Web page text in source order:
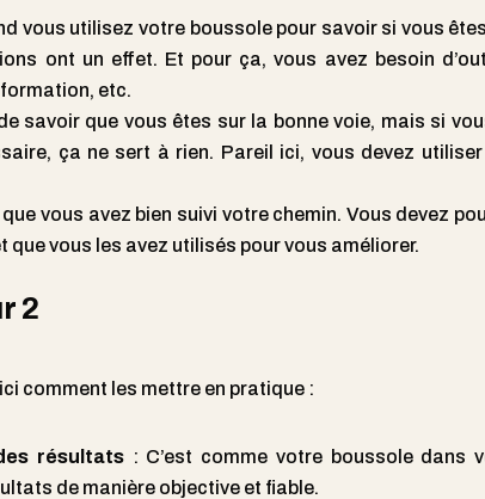
vous utilisez votre boussole pour savoir si vous
ont un effet. Et pour ça, vous avez besoin
etc.
savoir que vous êtes sur la bonne voie, mais si
ça ne sert à rien. Pareil ici, vous devez
que vous avez bien suivi votre chemin. Vous devez
vous les avez utilisés pour vous améliorer.
2
comment les mettre en pratique :
résultats : C’est comme votre boussole dans
de manière objective et fiable.